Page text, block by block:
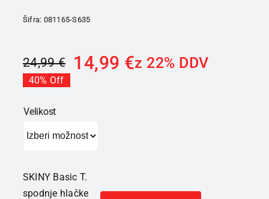
Šifra: 081165-S635
24,99€ 14,99 €z 22% DDV
40% Off
Velikost
SKINY Basic T.
spodnje hlačke